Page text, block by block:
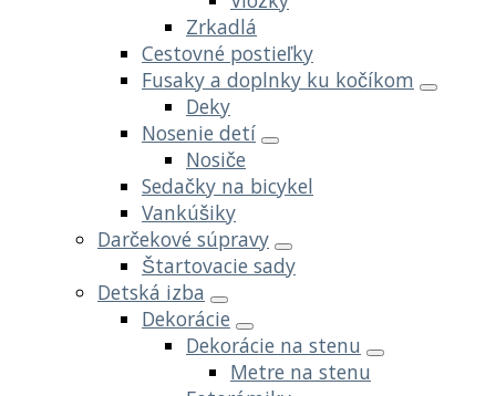
Zrkadlá
Cestovné postieľky
Fusaky a doplnky ku kočíkom
Deky
Nosenie detí
Nosiče
Sedačky na bicykel
Vankúšiky
Darčekové súpravy
Štartovacie sady
Detská izba
Dekorácie
Dekorácie na stenu
Metre na stenu